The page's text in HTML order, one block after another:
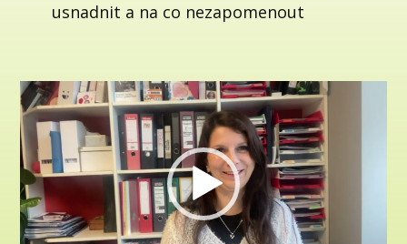
usnadnit a na co nezapomenout
Video
přehrávač